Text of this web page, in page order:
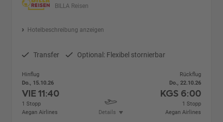
BILLA Reisen
Hotelbeschreibung anzeigen
Transfer Optional: Flexibel stornierbar
Hinflug
Do., 15.10.26
VIE11:40
1 Stopp
Aegan Airlines
Details
Rückflug
Do., 22.10.26
KGS 6:00
1 Stopp
Aegan Airlines